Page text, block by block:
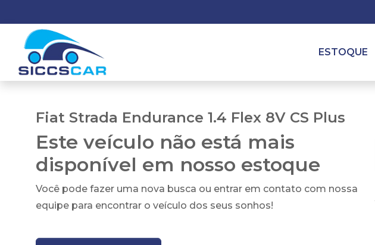
ESTOQUE
Fiat Strada Endurance 1.4 Flex 8V CS Plus
Este veículo não está mais
disponível em nosso estoque
Você pode fazer uma nova busca ou entrar em contato com nossa
equipe para encontrar o veículo dos seus sonhos!